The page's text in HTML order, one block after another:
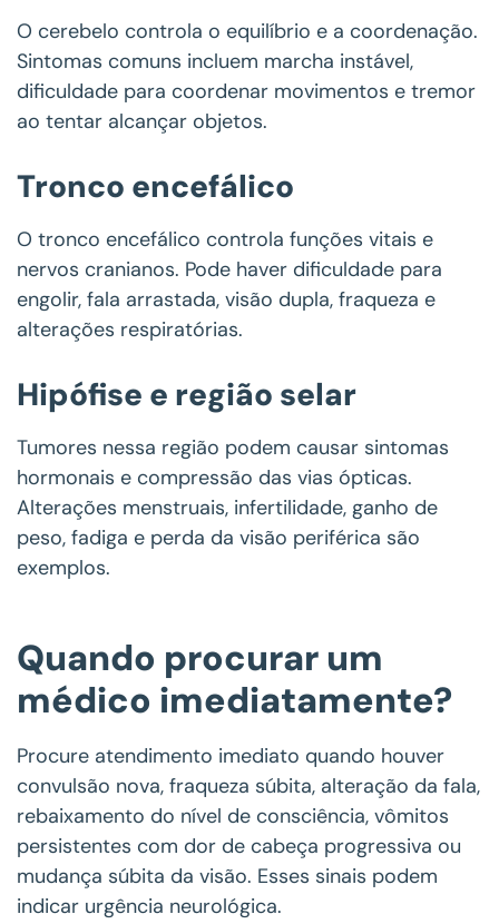
O cerebelo controla o equilíbrio e a coordenação.
Sintomas comuns incluem marcha instável,
dificuldade para coordenar movimentos e tremor
ao tentar alcançar objetos.
Tronco encefálico
O tronco encefálico controla funções vitais e
nervos cranianos. Pode haver dificuldade para
engolir, fala arrastada, visão dupla, fraqueza e
alterações respiratórias.
Hipófise e região selar
Tumores nessa região podem causar sintomas
hormonais e compressão das vias ópticas.
Alterações menstruais, infertilidade, ganho de
peso, fadiga e perda da visão periférica são
exemplos.
Quando procurar um
médico imediatamente?
Procure atendimento imediato quando houver
convulsão nova, fraqueza súbita, alteração da fala,
rebaixamento do nível de consciência, vômitos
persistentes com dor de cabeça progressiva ou
mudança súbita da visão. Esses sinais podem
indicar urgência neurológica.